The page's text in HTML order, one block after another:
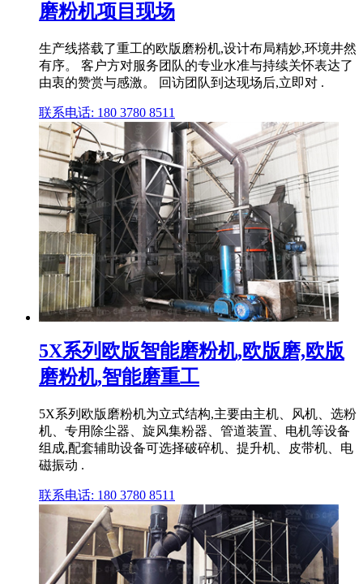
磨粉机项目现场
生产线搭载了重工的欧版磨粉机,设计布局精妙,环境井然
有序。 客户方对服务团队的专业水准与持续关怀表达了
由衷的赞赏与感激。 回访团队到达现场后,立即对 .
联系电话: 180 3780 8511
5X系列欧版智能磨粉机,欧版磨,欧版
磨粉机,智能磨重工
5X系列欧版磨粉机为立式结构,主要由主机、风机、选粉
机、专用除尘器、旋风集粉器、管道装置、电机等设备
组成,配套辅助设备可选择破碎机、提升机、皮带机、电
磁振动 .
联系电话: 180 3780 8511